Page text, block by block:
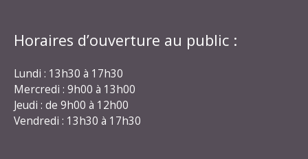
Horaires d’ouverture au public :
Lundi : 13h30 à 17h30
Mercredi : 9h00 à 13h00
Jeudi : de 9h00 à 12h00
Vendredi : 13h30 à 17h30